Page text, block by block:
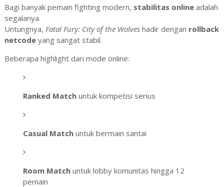
Bagi banyak pemain fighting modern, stabilitas onlineadalah
segalanya.
Untungnya, Fatal Fury: City of the Wolveshadir dengan rollback
netcodeyang sangat stabil.
Beberapa highlight dari mode online:
Ranked Match untuk kompetisi serius
Casual Match untuk bermain santai
Room Match untuk lobby komunitas hingga 12
pemain